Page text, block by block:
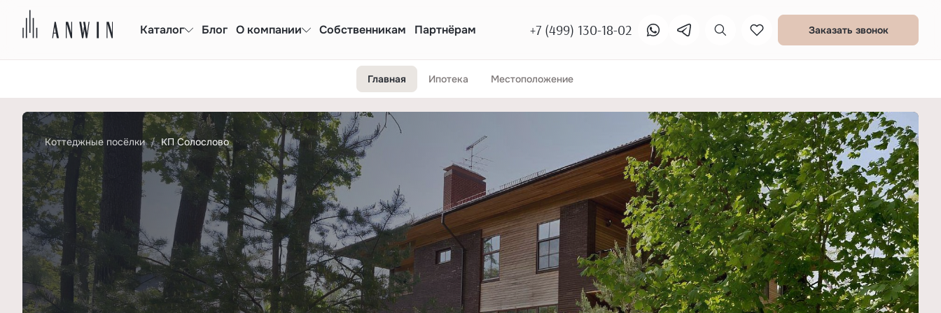
Каталог Блог О компании Собственникам Партнёрам +7 (499) 130-18-02 Заказать звонок
Главная Ипотека Местоположение
Коттеджные посёлки КП Солослово